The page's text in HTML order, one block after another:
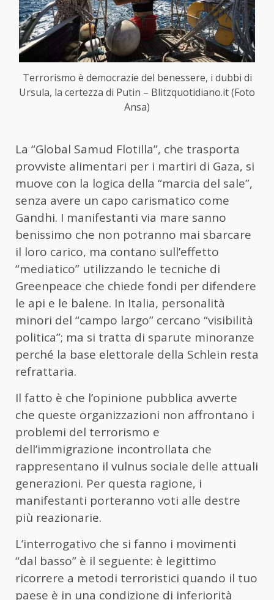
Terrorismo è democrazie del benessere, i dubbi di
Ursula, la certezza di Putin – Blitzquotidiano.it (Foto
Ansa)
La “Global Samud Flotilla”, che trasporta
provviste alimentari per i martiri di Gaza, si
muove con la logica della “marcia del sale”,
senza avere un capo carismatico come
Gandhi. I manifestanti via mare sanno
benissimo che non potranno mai sbarcare
il loro carico, ma contano sull’effetto
“mediatico” utilizzando le tecniche di
Greenpeace che chiede fondi per difendere
le api e le balene. In Italia, personalità
minori del “campo largo” cercano “visibilità
politica”; ma si tratta di sparute minoranze
perché la base elettorale della Schlein resta
refrattaria.
Il fatto è che l’opinione pubblica avverte
che queste organizzazioni non affrontano i
problemi del terrorismo e
dell’immigrazione incontrollata che
rappresentano il vulnus sociale delle attuali
generazioni. Per questa ragione, i
manifestanti porteranno voti alle destre
più reazionarie.
L’interrogativo che si fanno i movimenti
“dal basso” è il seguente: è legittimo
ricorrere a metodi terroristici quando il tuo
paese è in una condizione di inferiorità